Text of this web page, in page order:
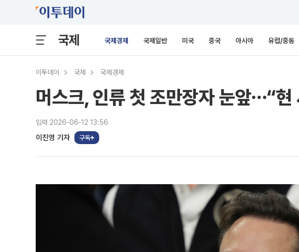
국제 국제경제 국제일반 미국 중국 아시아 유럽/중동
이투데이 국제 국제경제
머스크, 인류 첫 조만장자 눈앞⋯“현
입력 2026-06-12 13:56
이진영 기자 구독